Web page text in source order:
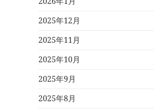
2025年12月
2025年11月
2025年10月
2025年9月
2025年8月